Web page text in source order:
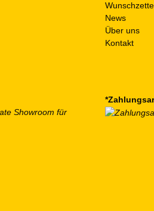
News
Über uns
Kontakt